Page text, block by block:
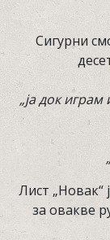
Сигурни
„ја док
Лист „Новак“
за овакве